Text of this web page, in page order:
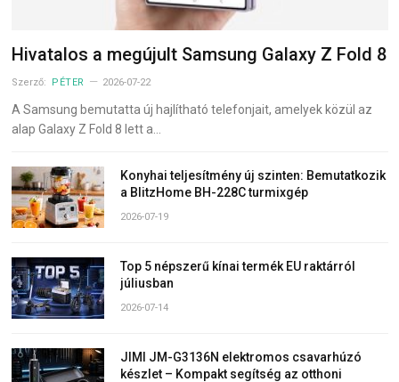
Hivatalos a megújult Samsung Galaxy Z Fold 8
Szerző: PÉTER 2026-07-22
A Samsung bemutatta új hajlítható telefonjait, amelyek közül az
alap Galaxy Z Fold 8 lett a…
Konyhai teljesítmény új szinten: Bemutatkozik
a BlitzHome BH-228C turmixgép
2026-07-19
Top 5 népszerű kínai termék EU raktárról
júliusban
2026-07-14
JIMI JM-G3136N elektromos csavarhúzó
készlet – Kompakt segítség az otthoni